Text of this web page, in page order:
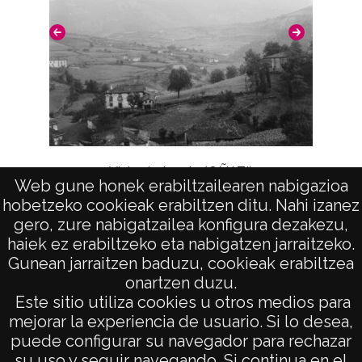
Web gune honek erabiltzailearen nabigazioa
hobetzeko cookieak erabiltzen ditu. Nahi izanez
gero, zure nabigatzailea konfigura dezakezu,
haiek ez erabiltzeko eta nabigatzen jarraitzeko.
Gunean jarraitzen baduzu, cookieak erabiltzea
onartzen duzu.
Este sitio utiliza cookies u otros medios para
mejorar la experiencia de usuario. Si lo desea,
puede configurar su navegador para rechazar
Signaturas: Copia digital: ATHA-DAF-GUE-
19649 ; Duplicado del positivo: ATHA-DAF-
GUE-9625 ; Duplicado del negativo: ATHA-
DAF-GUE-R 189 A-F 5-N 26;
Licencia de las imágenes
CC BY-NC-SA 4.0
Vista de Araotz (OÑATI)
AVISO LEGAL
POLÍTICA DE PRIVACIDAD
ACCESIBILIDAD